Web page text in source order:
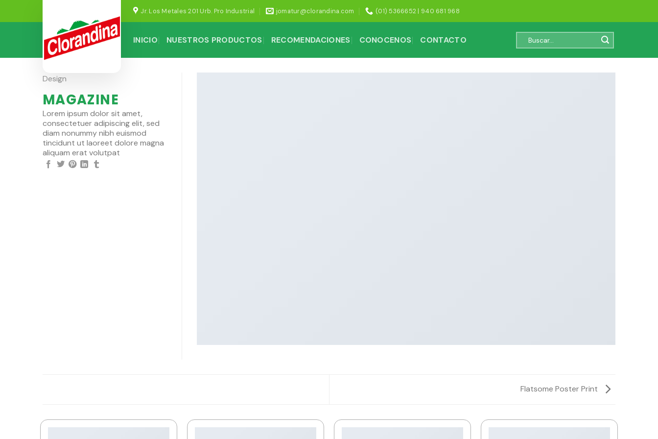
Jr. Los Metales 201 Urb. Pro Industrial jomatur@clorandina.com (01) 5366652 | 940 681 968
INICIO NUESTROS PRODUCTOS RECOMENDACIONES CONOCENOS CONTACTO
Buscar
Design
MAGAZINE
Lorem ipsum dolor sit amet,
consectetuer adipiscing elit, sed
diam nonummy nibh euismod
tincidunt ut laoreet dolore magna
aliquam erat volutpat
Flatsome Poster Print